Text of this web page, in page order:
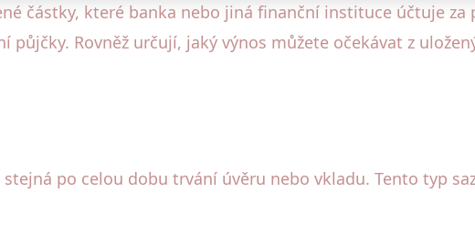
částky, které banka nebo jiná finanční instituce účtuje za
Rovněž určují, jaký výnos můžete očekávat z
stejná po celou dobu trvání úvěru nebo vkladu. Tento typ